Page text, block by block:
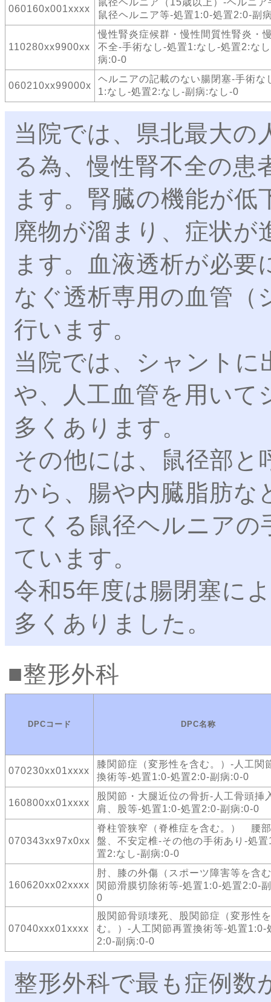
060160x001xxxx
鼠径ヘルニア（15歳以上）-ヘルニ
鼠径ヘルニア等-処置1:0-処置2:0-副
110280xx9900xx
慢性腎炎症候群・慢性間質性腎炎・
不全-手術なし-処置1:なし-処置2:な
病:0-0
060210xx99000x
ヘルニアの記載のない腸閉塞-手術な
1:なし-処置2:なし-副病:なし-0
当院では、県北最大の
る為、慢性腎不全の患
ます。腎臓の機能が
廃物が溜まり、症状が
ます。血液透析が必
なぐ透析専用の血管（
行います。
当院では、シャントに
や、人工血管を用いて
多くあります。
その他には、鼠径部と
から、腸や内臓脂肪な
てくる鼠径ヘルニア
ています。
令和5年度は腸閉塞に
多くありました。
整形外科
DPCコード DPC名称
070230xx01xxxx
膝関節症（変形性を含む。）-人工関
換術等-処置1:0-処置2:0-副病:0-0
160800xx01xxxx
股関節・大腿近位の骨折-人工骨頭
肩、股等-処置1:0-処置2:0-副病:0-0
070343xx97x0xx
脊柱管狭窄（脊椎症を含む。） 腰
盤、不安定椎-その他の手術あり-処
置2:なし-副病:0-0
160620xx02xxxx
肘、膝の外傷（スポーツ障害等を含
関節滑膜切除術等-処置1:0-処置2:0-
0
07040xxx01xxxx
股関節骨頭壊死、股関節症（変形性
む。）-人工関節再置換術等-処置1:0-
2:0-副病:0-0
整形外科で最も症例数